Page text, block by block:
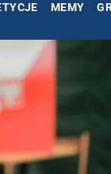
MEMY